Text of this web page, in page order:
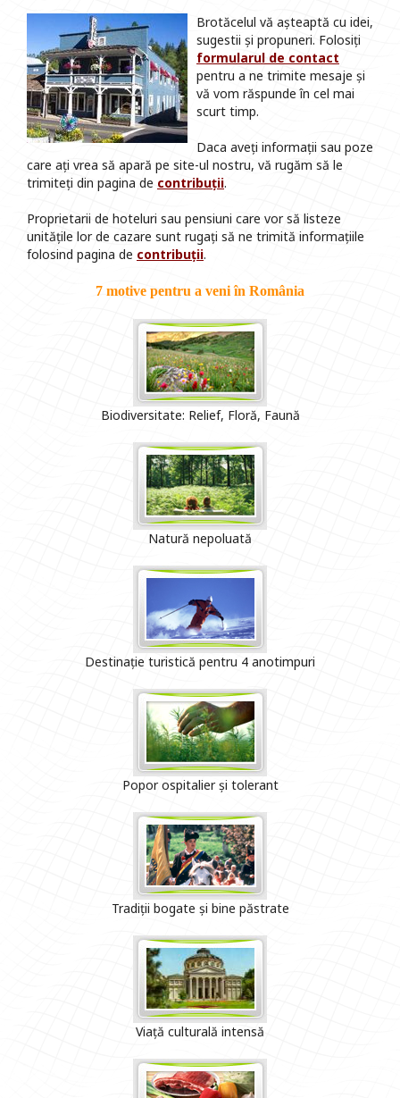
Brotăcelul vă așteaptă cu idei,
sugestii și propuneri. Folosiți
formularul de contact
pentru a ne trimite mesaje și
vă vom răspunde în cel mai
scurt timp.
Daca aveți informații sau poze
care ați vrea să apară pe site-ul nostru, vă rugăm să le
trimiteți din pagina de contribuții.
Proprietarii de hoteluri sau pensiuni care vor să listeze
unitățile lor de cazare sunt rugați să ne trimită informațiile
folosind pagina de contribuții.
7 motive pentru a veni în România
Biodiversitate: Relief, Floră, Faună
Natură nepoluată
Destinație turistică pentru 4 anotimpuri
Popor ospitalier și tolerant
Tradiții bogate și bine păstrate
Viață culturală intensă